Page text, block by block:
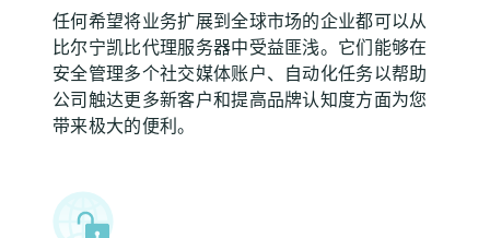
任何希望将业务扩展到全球市场的企业都可以从
比尔宁凯比代理服务器中受益匪浅。它们能够在
安全管理多个社交媒体账户、自动化任务以帮助
公司触达更多新客户和提高品牌认知度方面为您
带来极大的便利。